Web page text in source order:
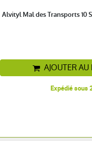
Alvityl Mal des Transports 10
AJOUTER AU
Expédié sous